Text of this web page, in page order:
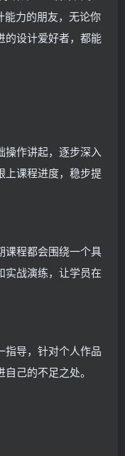
能力的朋友，无论你
的设计爱好者，都能
操作讲起，逐步深入
上课程进度，稳步提
课程都会围绕一个具
实战演练，让学员在
指导，针对个人作品
己的不足之处。